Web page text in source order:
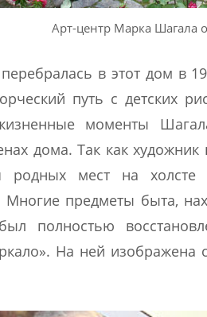
Арт-центр Марка Шагала
в этот дом в
путь с детских
моменты
дома. Так как художник
родных мест на
Многие предметы быта,
полностью
На ней